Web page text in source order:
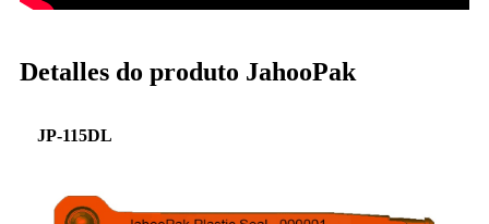
Detalles do produto JahooPak
JP-115DL